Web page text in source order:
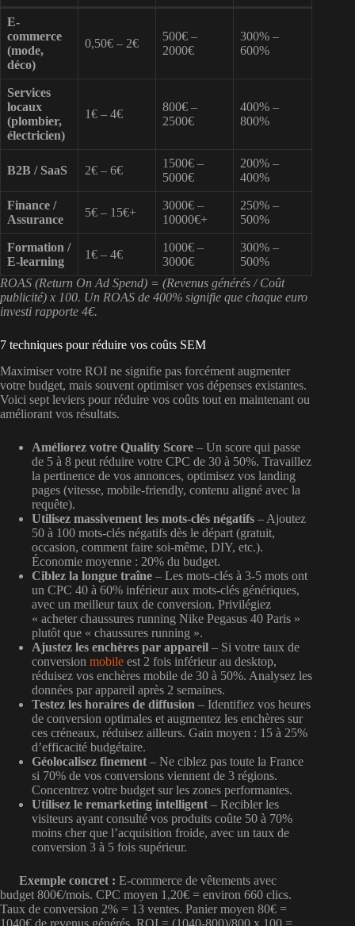
E-
commerce
(mode,
déco)
0,50€ – 2€
500€ –
2000€
300% –
600%
Services
locaux
(plombier,
électricien)
1€ – 4€
800€ –
2500€
400% –
800%
B2B / SaaS 2€ – 6€
1500€ –
5000€
200% –
400%
Finance /
Assurance
5€ – 15€+
3000€ –
10000€+
250% –
500%
Formation /
E-learning
1€ – 4€
1000€ –
3000€
300% –
500%
ROAS (Return On Ad Spend) = (Revenus générés / Coût
publicité) x 100. Un ROAS de 400% signifie que chaque euro
investi rapporte 4€.
7 techniques pour réduire vos coûts SEM
Maximiser votre ROI ne signifie pas forcément augmenter
votre budget, mais souvent optimiser vos dépenses existantes.
Voici sept leviers pour réduire vos coûts tout en maintenant ou
améliorant vos résultats.
Améliorez votre Quality Score – Un score qui passe
de 5 à 8 peut réduire votre CPC de 30 à 50%. Travaillez
la pertinence de vos annonces, optimisez vos landing
pages (vitesse, mobile-friendly, contenu aligné avec la
requête).
Utilisez massivement les mots-clés négatifs – Ajoutez
50 à 100 mots-clés négatifs dès le départ (gratuit,
occasion, comment faire soi-même, DIY, etc.).
Économie moyenne : 20% du budget.
Ciblez la longue traîne – Les mots-clés à 3-5 mots ont
un CPC 40 à 60% inférieur aux mots-clés génériques,
avec un meilleur taux de conversion. Privilégiez
« acheter chaussures running Nike Pegasus 40 Paris »
plutôt que « chaussures running ».
Ajustez les enchères par appareil – Si votre taux de
conversion mobile est 2 fois inférieur au desktop,
réduisez vos enchères mobile de 30 à 50%. Analysez les
données par appareil après 2 semaines.
Testez les horaires de diffusion – Identifiez vos heures
de conversion optimales et augmentez les enchères sur
ces créneaux, réduisez ailleurs. Gain moyen : 15 à 25%
d’efficacité budgétaire.
Géolocalisez finement – Ne ciblez pas toute la France
si 70% de vos conversions viennent de 3 régions.
Concentrez votre budget sur les zones performantes.
Utilisez le remarketing intelligent – Recibler les
visiteurs ayant consulté vos produits coûte 50 à 70%
moins cher que l’acquisition froide, avec un taux de
conversion 3 à 5 fois supérieur.
Exemple concret : E-commerce de vêtements avec
budget 800€/mois. CPC moyen 1,20€ = environ 660 clics.
Taux de conversion 2% = 13 ventes. Panier moyen 80€ =
1040€ de revenus générés. ROI = (1040-800)/800 x 100 =